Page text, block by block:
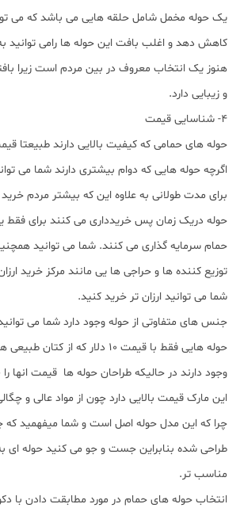
یک حوله مخمل شامل حلقه هایی می باشد که می
کاهش دهد و اغلب بافت این حوله ها رامی توانید
هنوز یک انتخاب معروف در بین مردم است زیرا
و زیبایی دارد.
4- شناسایی قیمت
حوله های حمامی که کیفیت بالایی دارند طبیعتا
اگرچه حوله هایی که دوام بیشتری دارند شما می
برای مدت طولانی به علاوه این که بیشتر مردم
حوله دریک زمان پس خریدداری می کنند برای فقط
حمام سرمایه گذاری می کنند. شما می توانید
توزیع کننده ها و حراجی ها یی مانند مرکز خرید
شما می توانید ارزان تر خرید کنید.
جنس های متفاوتی از حوله وجود دارد شما می
حوله هایی فقط با قیمت 10 دلار که
این مارک قیمت بالایی دارد چون از مواد عالی و
چرا که این مدل حوله اصل است و شما میفهمید که
طراحی شده بنابراین جست و جو می کنید حوله ای
مناسب تر.
انتخاب حوله های حمام در مورد مطابقت دادن با